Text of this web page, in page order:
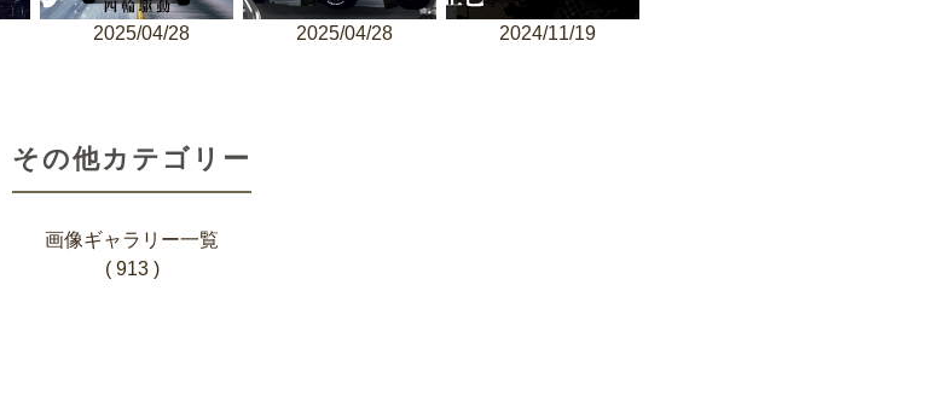
2025/04/28 2025/04/28 2024/11/19
その他カテゴリー
画像ギャラリー一覧
( 913 )